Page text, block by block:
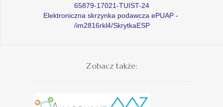
65879-17021-TUIST-24
Elektroniczna skrzynka podawcza ePUAP -
/im2816rkl4/SkrytkaESP
Zobacz także: